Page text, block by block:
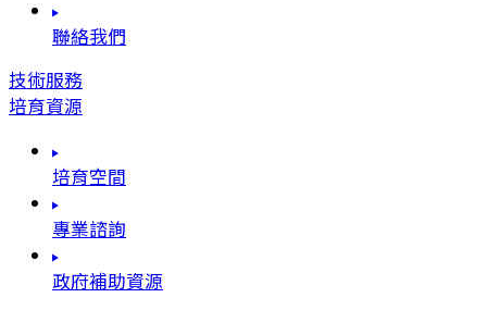
聯絡我們
技術服務
培育資源
培育空間
專業諮詢
政府補助資源